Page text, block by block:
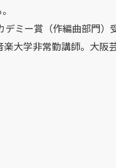
ミー賞（作編曲部門
大学非常勤講師。大阪